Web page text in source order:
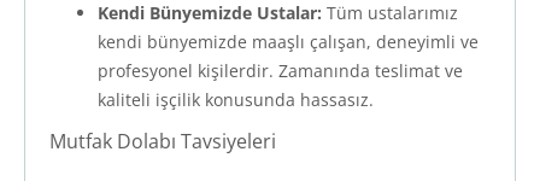
Kendi Bünyemizde Ustalar: Tüm ustalarımız
kendi bünyemizde maaşlı çalışan, deneyimli ve
profesyonel kişilerdir. Zamanında teslimat ve
kaliteli işçilik konusunda hassasız.
Mutfak Dolabı Tavsiyeleri